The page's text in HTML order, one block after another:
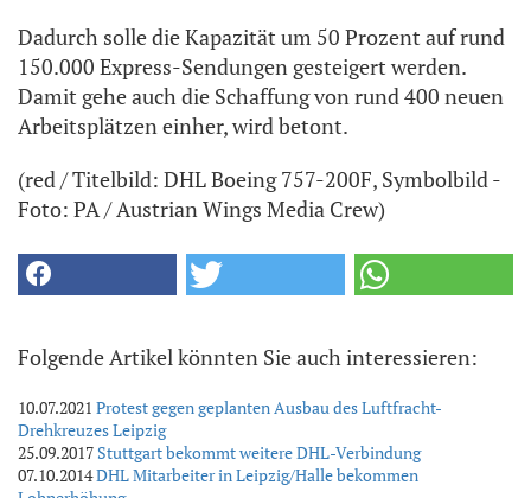
Dadurch solle die Kapazität um 50 Prozent auf rund
150.000 Express-Sendungen gesteigert werden.
Damit gehe auch die Schaffung von rund 400 neuen
Arbeitsplätzen einher, wird betont.
(red / Titelbild: DHL Boeing 757-200F, Symbolbild -
Foto: PA / Austrian Wings Media Crew)
Folgende Artikel könnten Sie auch interessieren:
10.07.2021 Protest gegen geplanten Ausbau des Luftfracht-
Drehkreuzes Leipzig
25.09.2017 Stuttgart bekommt weitere DHL-Verbindung
07.10.2014DHL Mitarbeiter in Leipzig/Halle bekommen